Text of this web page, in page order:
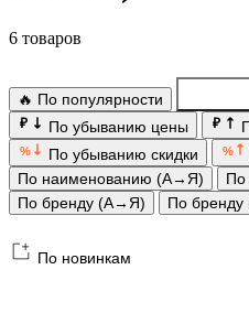
6 товаров
🔥 По популярности
₽ По убыванию цены ₽
% По убыванию скидки %
По наименованию (А→Я)
По бренду (А→Я)
По
По новинкам